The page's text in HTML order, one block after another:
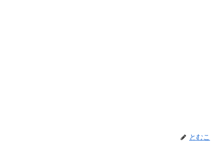
とむこ